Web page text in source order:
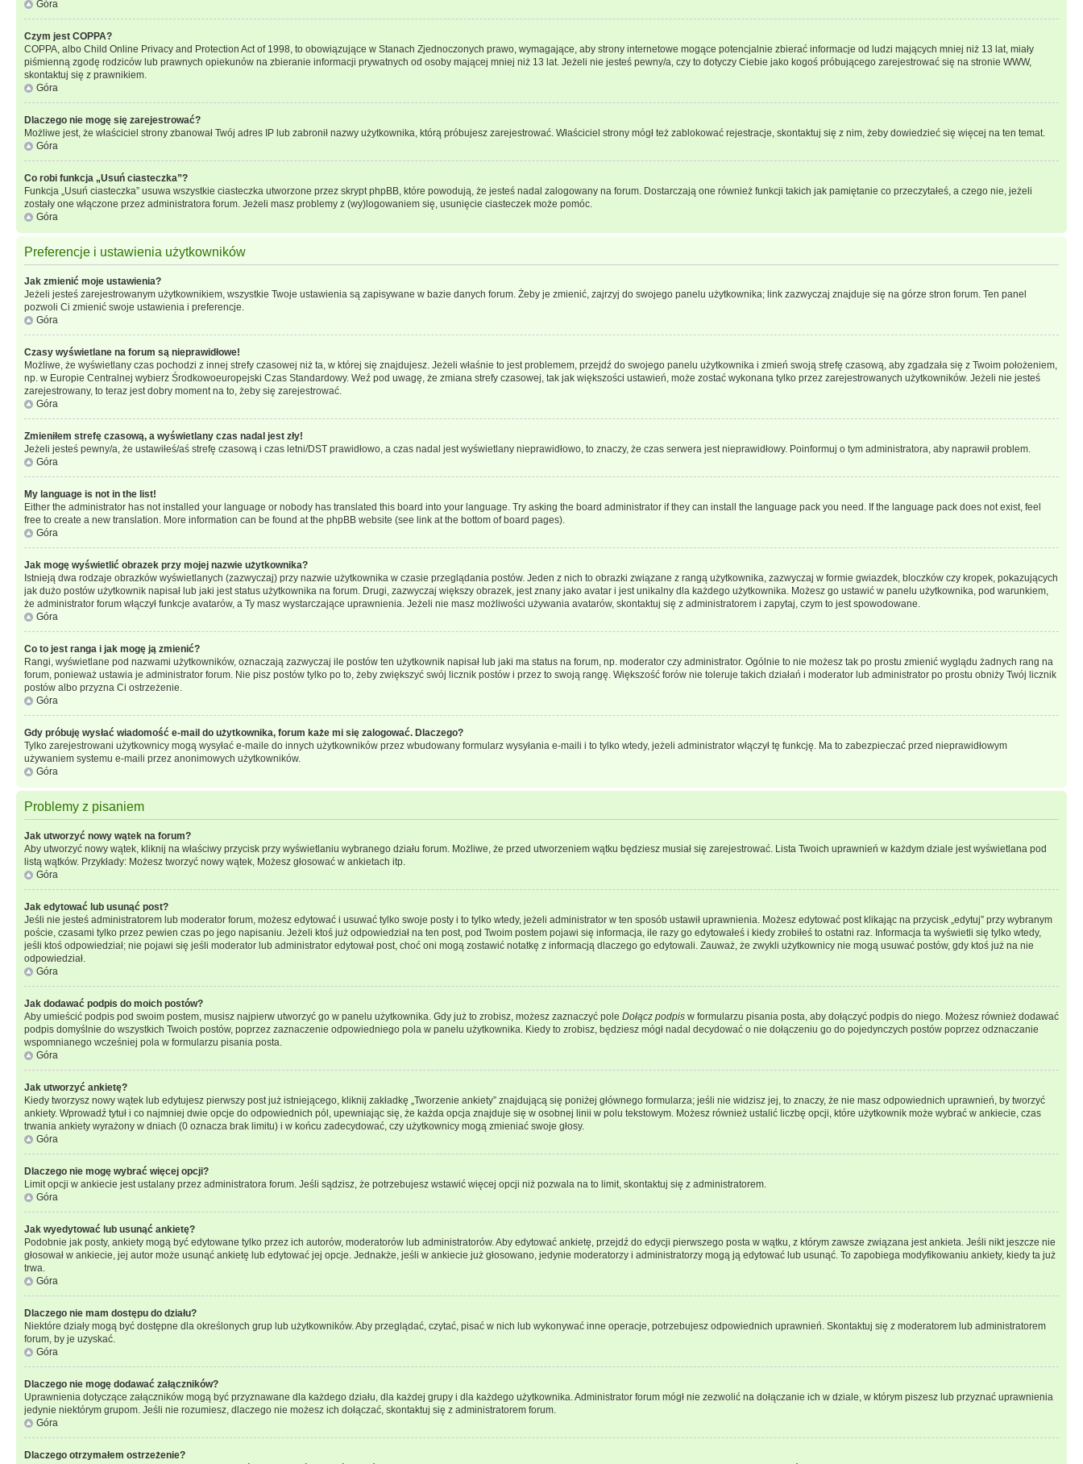
Góra
Czym jest COPPA?
COPPA, albo Child Online Privacy and Protection Act of 1998, to obowiązujące w Stanach Zjednoczonych prawo, wymagające, aby strony internetowe mogące potencjalnie zbierać informacje od ludzi mających mniej niż 13 lat, miały
piśmienną zgodę rodziców lub prawnych opiekunów na zbieranie informacji prywatnych od osoby mającej mniej niż 13 lat. Jeżeli nie jesteś pewny/a, czy to dotyczy Ciebie jako kogoś próbującego zarejestrować się na stronie WWW,
skontaktuj się z prawnikiem.
Góra
Dlaczego nie mogę się zarejestrować?
Możliwe jest, że właściciel strony zbanował Twój adres IP lub zabronił nazwy użytkownika, którą próbujesz zarejestrować. Właściciel strony mógł też zablokować rejestracje, skontaktuj się z nim, żeby dowiedzieć się więcej na ten temat.
Góra
Co robi funkcja „Usuń ciasteczka”?
Funkcja „Usuń ciasteczka” usuwa wszystkie ciasteczka utworzone przez skrypt phpBB, które powodują, że jesteś nadal zalogowany na forum. Dostarczają one również funkcji takich jak pamiętanie co przeczytałeś, a czego nie, jeżeli
zostały one włączone przez administratora forum. Jeżeli masz problemy z (wy)logowaniem się, usunięcie ciasteczek może pomóc.
Góra
Preferencje i ustawienia użytkowników
Jak zmienić moje ustawienia?
Jeżeli jesteś zarejestrowanym użytkownikiem, wszystkie Twoje ustawienia są zapisywane w bazie danych forum. Żeby je zmienić, zajrzyj do swojego panelu użytkownika; link zazwyczaj znajduje się na górze stron forum. Ten panel
pozwoli Ci zmienić swoje ustawienia i preferencje.
Góra
Czasy wyświetlane na forum są nieprawidłowe!
Możliwe, że wyświetlany czas pochodzi z innej strefy czasowej niż ta, w której się znajdujesz. Jeżeli właśnie to jest problemem, przejdź do swojego panelu użytkownika i zmień swoją strefę czasową, aby zgadzała się z Twoim położeniem,
np. w Europie Centralnej wybierz Środkowoeuropejski Czas Standardowy. Weź pod uwagę, że zmiana strefy czasowej, tak jak większości ustawień, może zostać wykonana tylko przez zarejestrowanych użytkowników. Jeżeli nie jesteś
zarejestrowany, to teraz jest dobry moment na to, żeby się zarejestrować.
Góra
Zmieniłem strefę czasową, a wyświetlany czas nadal jest zły!
Jeżeli jesteś pewny/a, że ustawiłeś/aś strefę czasową i czas letni/DST prawidłowo, a czas nadal jest wyświetlany nieprawidłowo, to znaczy, że czas serwera jest nieprawidłowy. Poinformuj o tym administratora, aby naprawił problem.
Góra
My language is not in the list!
Either the administrator has not installed your language or nobody has translated this board into your language. Try asking the board administrator if they can install the language pack you need. If the language pack does not exist, feel
free to create a new translation. More information can be found at the phpBB website (see link at the bottom of board pages).
Góra
Jak mogę wyświetlić obrazek przy mojej nazwie użytkownika?
Istnieją dwa rodzaje obrazków wyświetlanych (zazwyczaj) przy nazwie użytkownika w czasie przeglądania postów. Jeden z nich to obrazki związane z rangą użytkownika, zazwyczaj w formie gwiazdek, bloczków czy kropek, pokazujących
jak dużo postów użytkownik napisał lub jaki jest status użytkownika na forum. Drugi, zazwyczaj większy obrazek, jest znany jako avatar i jest unikalny dla każdego użytkownika. Możesz go ustawić w panelu użytkownika, pod warunkiem,
że administrator forum włączył funkcje avatarów, a Ty masz wystarczające uprawnienia. Jeżeli nie masz możliwości używania avatarów, skontaktuj się z administratorem i zapytaj, czym to jest spowodowane.
Góra
Co to jest ranga i jak mogę ją zmienić?
Rangi, wyświetlane pod nazwami użytkowników, oznaczają zazwyczaj ile postów ten użytkownik napisał lub jaki ma status na forum, np. moderator czy administrator. Ogólnie to nie możesz tak po prostu zmienić wyglądu żadnych rang na
forum, ponieważ ustawia je administrator forum. Nie pisz postów tylko po to, żeby zwiększyć swój licznik postów i przez to swoją rangę. Większość forów nie toleruje takich działań i moderator lub administrator po prostu obniży Twój licznik
postów albo przyzna Ci ostrzeżenie.
Góra
Gdy próbuję wysłać wiadomość e-mail do użytkownika, forum każe mi się zalogować. Dlaczego?
Tylko zarejestrowani użytkownicy mogą wysyłać e-maile do innych użytkowników przez wbudowany formularz wysyłania e-maili i to tylko wtedy, jeżeli administrator włączył tę funkcję. Ma to zabezpieczać przed nieprawidłowym
używaniem systemu e-maili przez anonimowych użytkowników.
Góra
Problemy z pisaniem
Jak utworzyć nowy wątek na forum?
Aby utworzyć nowy wątek, kliknij na właściwy przycisk przy wyświetlaniu wybranego działu forum. Możliwe, że przed utworzeniem wątku będziesz musiał się zarejestrować. Lista Twoich uprawnień w każdym dziale jest wyświetlana pod
listą wątków. Przykłady: Możesz tworzyć nowy wątek, Możesz głosować w ankietach itp.
Góra
Jak edytować lub usunąć post?
Jeśli nie jesteś administratorem lub moderator forum, możesz edytować i usuwać tylko swoje posty i to tylko wtedy, jeżeli administrator w ten sposób ustawił uprawnienia. Możesz edytować post klikając na przycisk „edytuj” przy wybranym
poście, czasami tylko przez pewien czas po jego napisaniu. Jeżeli ktoś już odpowiedział na ten post, pod Twoim postem pojawi się informacja, ile razy go edytowałeś i kiedy zrobiłeś to ostatni raz. Informacja ta wyświetli się tylko wtedy,
jeśli ktoś odpowiedział; nie pojawi się jeśli moderator lub administrator edytował post, choć oni mogą zostawić notatkę z informacją dlaczego go edytowali. Zauważ, że zwykli użytkownicy nie mogą usuwać postów, gdy ktoś już na nie
odpowiedział.
Góra
Jak dodawać podpis do moich postów?
Aby umieścić podpis pod swoim postem, musisz najpierw utworzyć go w panelu użytkownika. Gdy już to zrobisz, możesz zaznaczyć pole Dołącz podpis w formularzu pisania posta, aby dołączyć podpis do niego. Możesz również dodawać
podpis domyślnie do wszystkich Twoich postów, poprzez zaznaczenie odpowiedniego pola w panelu użytkownika. Kiedy to zrobisz, będziesz mógł nadal decydować o nie dołączeniu go do pojedynczych postów poprzez odznaczanie
wspomnianego wcześniej pola w formularzu pisania posta.
Góra
Jak utworzyć ankietę?
Kiedy tworzysz nowy wątek lub edytujesz pierwszy post już istniejącego, kliknij zakładkę „Tworzenie ankiety” znajdującą się poniżej głównego formularza; jeśli nie widzisz jej, to znaczy, że nie masz odpowiednich uprawnień, by tworzyć
ankiety. Wprowadź tytuł i co najmniej dwie opcje do odpowiednich pól, upewniając się, że każda opcja znajduje się w osobnej linii w polu tekstowym. Możesz również ustalić liczbę opcji, które użytkownik może wybrać w ankiecie, czas
trwania ankiety wyrażony w dniach (0 oznacza brak limitu) i w końcu zadecydować, czy użytkownicy mogą zmieniać swoje głosy.
Góra
Dlaczego nie mogę wybrać więcej opcji?
Limit opcji w ankiecie jest ustalany przez administratora forum. Jeśli sądzisz, że potrzebujesz wstawić więcej opcji niż pozwala na to limit, skontaktuj się z administratorem.
Góra
Jak wyedytować lub usunąć ankietę?
Podobnie jak posty, ankiety mogą być edytowane tylko przez ich autorów, moderatorów lub administratorów. Aby edytować ankietę, przejdź do edycji pierwszego posta w wątku, z którym zawsze związana jest ankieta. Jeśli nikt jeszcze nie
głosował w ankiecie, jej autor może usunąć ankietę lub edytować jej opcje. Jednakże, jeśli w ankiecie już głosowano, jedynie moderatorzy i administratorzy mogą ją edytować lub usunąć. To zapobiega modyfikowaniu ankiety, kiedy ta już
trwa.
Góra
Dlaczego nie mam dostępu do działu?
Niektóre działy mogą być dostępne dla określonych grup lub użytkowników. Aby przeglądać, czytać, pisać w nich lub wykonywać inne operacje, potrzebujesz odpowiednich uprawnień. Skontaktuj się z moderatorem lub administratorem
forum, by je uzyskać.
Góra
Dlaczego nie mogę dodawać załączników?
Uprawnienia dotyczące załączników mogą być przyznawane dla każdego działu, dla każdej grupy i dla każdego użytkownika. Administrator forum mógł nie zezwolić na dołączanie ich w dziale, w którym piszesz lub przyznać uprawnienia
jedynie niektórym grupom. Jeśli nie rozumiesz, dlaczego nie możesz ich dołączać, skontaktuj się z administratorem forum.
Góra
Dlaczego otrzymałem ostrzeżenie?